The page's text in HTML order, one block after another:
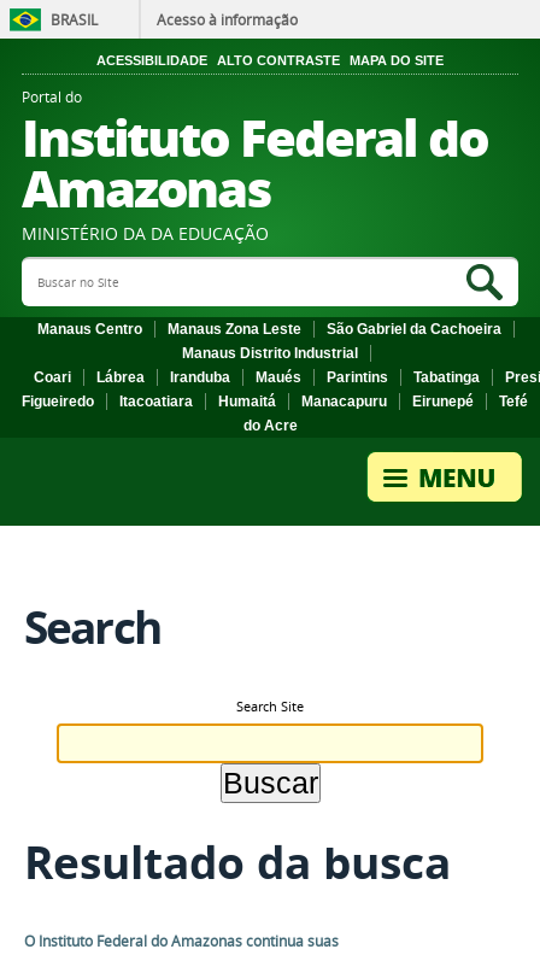
BRASIL Acesso à informação
ACESSIBILIDADE ALTO CONTRASTE MAPA DO SITE
Portal do
Instituto Federal do
Amazonas
MINISTÉRIO DA DA EDUCAÇÃO
Search Site
Manaus Centro Manaus Zona Leste
São Gabriel da Cachoeira
Manaus Distrito Industrial
Coari
Lábrea Iranduba Maués Parintins Tabatinga
Figueiredo
Itacoatiara Humaitá Manacapuru Eirunepé
Tefé
do Acre
Search
Search Site
Resultado da busca
O Instituto Federal do Amazonas continua suas